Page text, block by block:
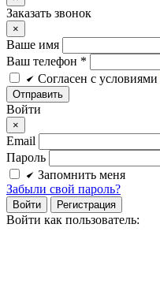
Заказать звонок
×
Ваше имя
Ваш телефон *
Cогласен c условиями
Войти
×
Email
Пароль
Запомнить меня
Забыли свой пароль?
Войти Регистрация
Войти как пользователь: